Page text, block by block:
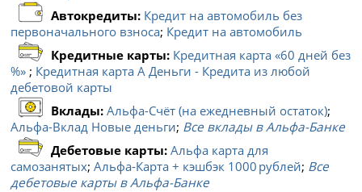
Автокредиты: Кредит на автомобиль без
первоначального взноса; Кредит на автомобиль
Кредитные карты: Кредитная карта «60 дней без
%» ; Кредитная карта А Деньги - Кредита из любой
дебетовой карты
Вклады:Альфа-Счёт (на ежедневный остаток);
Альфа-Вклад Новые деньги; Все вклады в Альфа-Банке
Дебетовые карты:Альфа карта для
самозанятых;Альфа‑Карта + кэшбэк 1000 рублей; Все
дебетовые карты в Альфа-Банке